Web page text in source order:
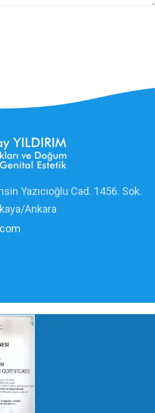
Yazıcıoğlu Cad. 1456. Sok.
Ankara